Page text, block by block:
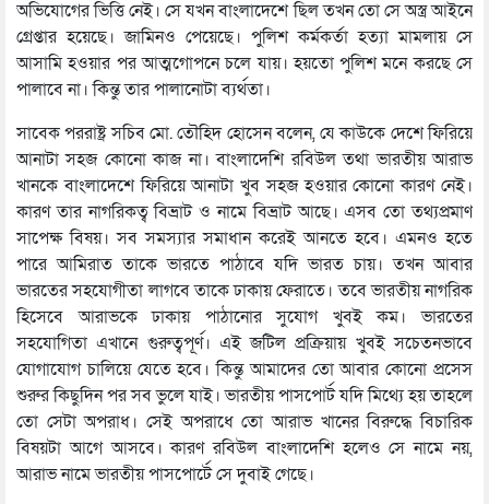
অভিযোগের ভিত্তি নেই। সে যখন বাংলাদেশে ছিল তখন তো সে অস্ত্র আইনে
গ্রেপ্তার হয়েছে। জামিনও পেয়েছে। পুলিশ কর্মকর্তা হত্যা মামলায় সে
আসামি হওয়ার পর আত্মগোপনে চলে যায়। হয়তো পুলিশ মনে করছে সে
পালাবে না। কিন্তু তার পালানোটা ব্যর্থতা।
সাবেক পররাষ্ট্র সচিব মো. তৌহিদ হোসেন বলেন, যে কাউকে দেশে ফিরিয়ে
আনাটা সহজ কোনো কাজ না। বাংলাদেশি রবিউল তথা ভারতীয় আরাভ
খানকে বাংলাদেশে ফিরিয়ে আনাটা খুব সহজ হওয়ার কোনো কারণ নেই।
কারণ তার নাগরিকত্ব বিভ্রাট ও নামে বিভ্রাট আছে। এসব তো তথ্যপ্রমাণ
সাপেক্ষ বিষয়। সব সমস্যার সমাধান করেই আনতে হবে। এমনও হতে
পারে আমিরাত তাকে ভারতে পাঠাবে যদি ভারত চায়। তখন আবার
ভারতের সহযোগীতা লাগবে তাকে ঢাকায় ফেরাতে। তবে ভারতীয় নাগরিক
হিসেবে আরাভকে ঢাকায় পাঠানোর সুযোগ খুবই কম। ভারতের
সহযোগিতা এখানে গুরুত্বপূর্ণ। এই জটিল প্রক্রিয়ায় খুবই সচেতনভাবে
যোগাযোগ চালিয়ে যেতে হবে। কিন্তু আমাদের তো আবার কোনো প্রসেস
শুরুর কিছুদিন পর সব ভুলে যাই। ভারতীয় পাসপোর্ট যদি মিথ্যে হয় তাহলে
তো সেটা অপরাধ। সেই অপরাধে তো আরাভ খানের বিরুদ্ধে বিচারিক
বিষয়টা আগে আসবে। কারণ রবিউল বাংলাদেশি হলেও সে নামে নয়,
আরাভ নামে ভারতীয় পাসপোর্টে সে দুবাই গেছে।